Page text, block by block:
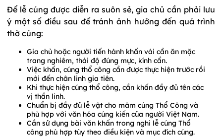
Để lễ cúng được diễn ra suôn sẻ, gia chủ cần phải lưu
ý một số điều sau để tránh ảnh hưởng đến quá trình
thờ cúng:
Gia chủ hoặc người tiến hành khấn vái cần ăn mặc
trang nghiêm, thái độ đúng mực, kính cẩn.
Việc khấn, cúng thổ công cần được thực hiện trước rồi
mới đến chân linh gia tiên.
Khi thực hiện cúng thổ công, cần khấn đầy đủ tên các
vị thần linh.
Chuẩn bị đầy đủ lễ vật cho mâm cúng Thổ Công và
phù hợp với văn hóa cúng kiến của người Việt Nam.
Cần sử dụng bài văn khấn trong nghi lễ cúng Thổ
công phù hợp tùy theo điều kiện và mục đích cúng.